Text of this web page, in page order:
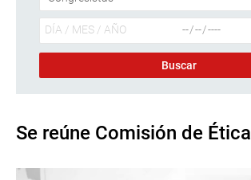
Se reúne Comisión de Ética